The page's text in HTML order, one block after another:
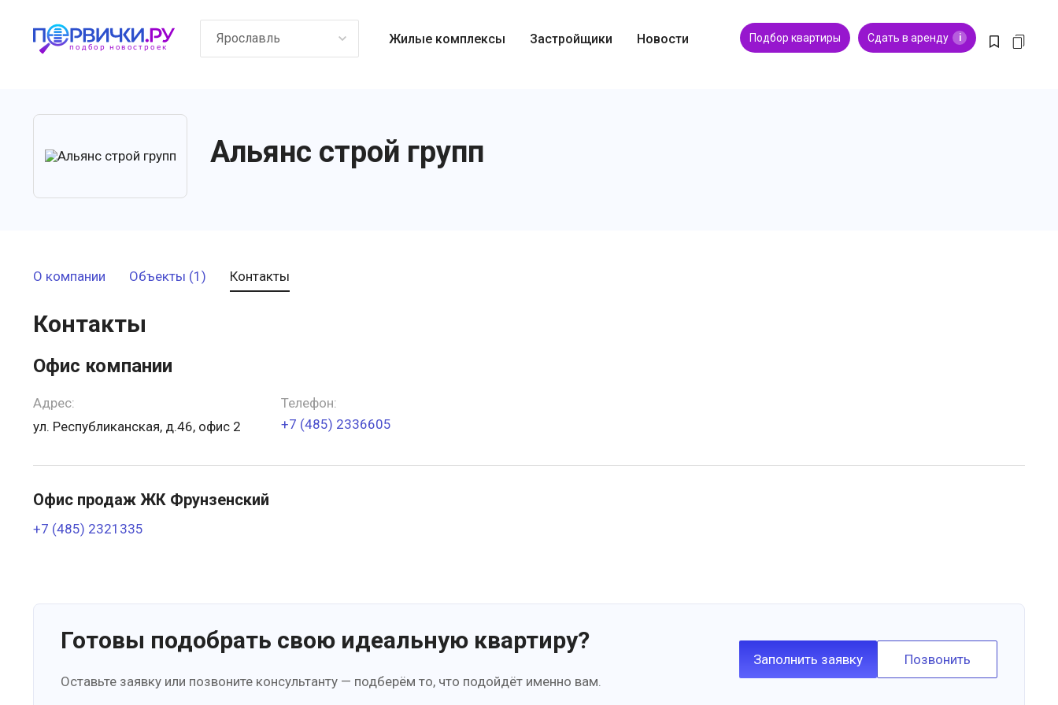
Ярославль Жилые комплексы Застройщики Новости Подбор квартиры Сдать в аренду i
Альянс строй групп
О компании Объекты (1) Контакты
Контакты
Офис компании
Адрес:
ул. Республиканская, д.46, офис 2
Телефон:
+7 (485) 2336605
Офис продаж ЖК Фрунзенский
+7 (485) 2321335
Готовы подобрать свою идеальную квартиру?
Оставьте заявку или позвоните консультанту — подберём то, что подойдёт именно вам.
Заполнить заявку Позвонить